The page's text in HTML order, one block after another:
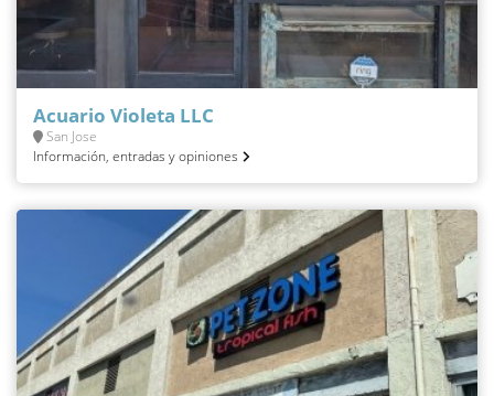
Acuario Violeta LLC
San Jose
Información, entradas y opiniones